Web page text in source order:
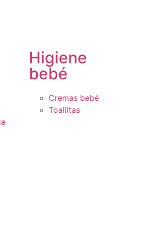
Higiene
bebé
Cremas bebé
Toallitas